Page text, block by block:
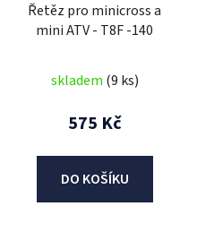
Řetěz pro minicross a
mini ATV - T8F -140
skladem (9 ks)
575 Kč
DO KOŠÍKU